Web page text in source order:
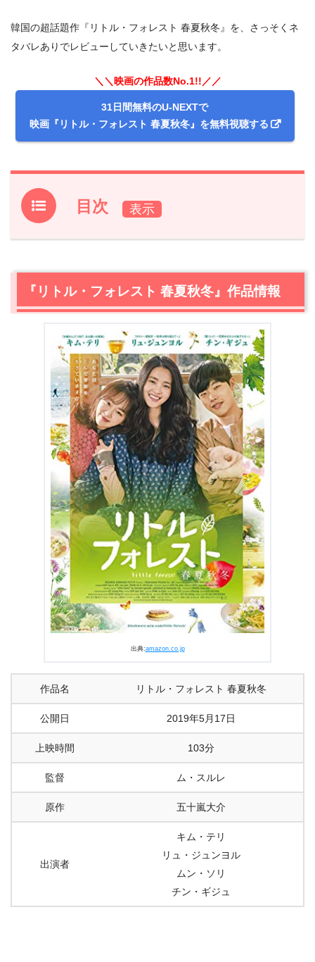
韓国の超話題作『リトル・フォレスト 春夏秋冬』を、さっそくネ
タバレありでレビューしていきたいと思います。
＼＼映画の作品数No.1!!／／
31日間無料のU-NEXTで
映画『リトル・フォレスト 春夏秋冬』を無料視聴する
目次
1.『リトル・フォレスト 春夏秋冬』作品情報
3. 【ネタバレ】『リトル・フォレスト 春夏秋冬』感想レビ
ュー
自分の力で生き抜くとは
3.2「見て美味しい！」手作りの素晴らしい料理の数々
3.3母から娘への「溢れんばかりの限りない愛」
3.4豪華な実力派キャスト陣
3.5『リトル・フォレスト 春夏秋冬』感想:「休息となれば
うれしい」ヒーリング映画！
『リトル・フォレスト 春夏秋冬』まとめ
『リトル・フォレスト 春夏秋冬』作品情報
出典:amazon.co.jp
作品名 リトル・フォレスト 春夏秋冬
公開日 2019年5月17日
上映時間 103分
監督 ム・スルレ
原作 五十嵐大介
出演者
キム・テリ
リュ・ジュンヨル
ムン・ソリ
チン・ギジュ